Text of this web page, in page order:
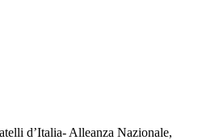
d’Italia- Alleanza Nazionale,